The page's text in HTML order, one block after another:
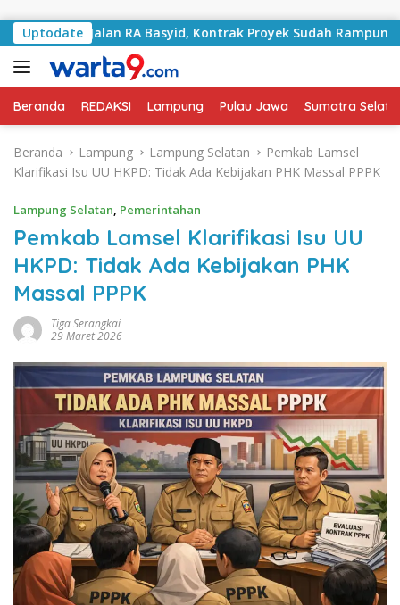
Uptodate
Jalan RA Basyid, Kontrak Proyek Sudah Rampung
Beranda REDAKSI Lampung Pulau Jawa Sumatra
Beranda Lampung Lampung Selatan
Pemkab Lamsel
Klarifikasi Isu UU HKPD: Tidak Ada Kebijakan PHK Massal PPPK
Lampung Selatan, Pemerintahan
Pemkab Lamsel Klarifikasi Isu UU
HKPD: Tidak Ada Kebijakan PHK
Massal PPPK
Tiga Serangkai
29 Maret 2026